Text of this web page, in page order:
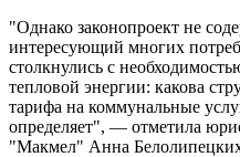
"Однако законопроект не
интересующий многих
столкнулись с
тепловой энергии: какова
тарифа на коммунальные
определяет", — отметила
"Макмел" Анна